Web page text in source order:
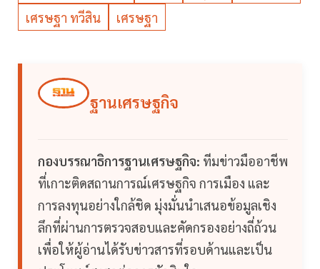
เศรษฐา ทวีสิน
เศรษฐา
ฐานเศรษฐกิจ
กองบรรณาธิการฐานเศรษฐกิจ: ทีมข่าวมืออาชีพ
ที่เกาะติดสถานการณ์เศรษฐกิจ การเมือง และ
การลงทุนอย่างใกล้ชิด มุ่งมั่นนำเสนอข้อมูลเชิง
ลึกที่ผ่านการตรวจสอบและคัดกรองอย่างถี่ถ้วน
เพื่อให้ผู้อ่านได้รับข่าวสารที่รอบด้านและเป็น